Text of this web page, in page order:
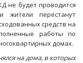
не будет проводится
жители перестанут
средств на
работы по
домах.
на дома, в которых